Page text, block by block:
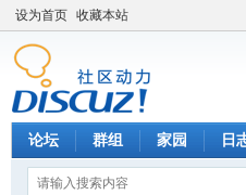
设为首页 收藏本站
论坛 群组 家园 日